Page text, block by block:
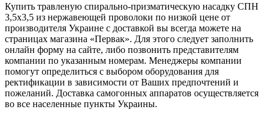
Купить травленую спирально-призматическую насадку СПН
3,5х3,5 из нержавеющей проволоки по низкой цене от
производителя Украине с доставкой вы всегда можете на
страницах магазина «Первак». Для этого следует заполнить
онлайн форму на сайте, либо позвонить представителям
компании по указанным номерам. Менеджеры компании
помогут определиться с выбором оборудования для
ректификации в зависимости от Ваших предпочтений и
пожеланий. Доставка самогонных аппаратов осуществляется
во все населенные пункты Украины.